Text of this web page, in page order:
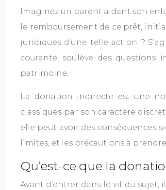
Imaginez un parent aidant son
le remboursement de ce prêt,
juridiques d’une telle action ?
courante, soulève des
patrimoine.
La donation indirecte est une
classiques par son caractère
elle peut avoir des conséquences
limites, et les précautions à
Qu’est-ce que la
Avant d’entrer dans le vif du